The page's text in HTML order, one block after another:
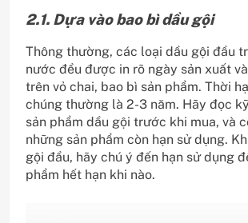
2.1. Dựa vào bao bì dầu gội
Thông thường, các loại dầu gội đầu
nước đều được in rõ ngày sản xuất
trên vỏ chai, bao bì sản phẩm. Thời
chúng thường là 2-3 năm. Hãy đọc
sản phẩm dầu gội trước khi mua, và
những sản phẩm còn hạn sử dụng.
gội đầu, hãy chú ý đến hạn sử dụng
phẩm hết hạn khi nào.